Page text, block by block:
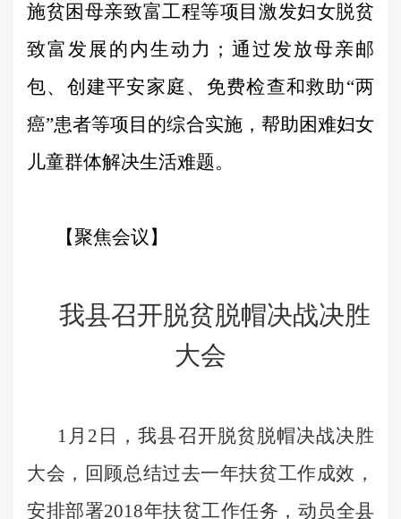
施贫困母亲致富工程等项目激发妇女脱贫
致富发展的内生动力；通过发放母亲邮
包、创建平安家庭、免费检查和救助“两
癌”患者等项目的综合实施，帮助困难妇女
儿童群体解决生活难题。
【聚焦会议】
我县召开脱贫脱帽决战决胜
大会
1 月 2 日
，我县召开脱贫脱帽决战决胜
大会，回顾总结过去一年扶贫工作成效，
安排部署2018年扶贫工作任务，动员全县